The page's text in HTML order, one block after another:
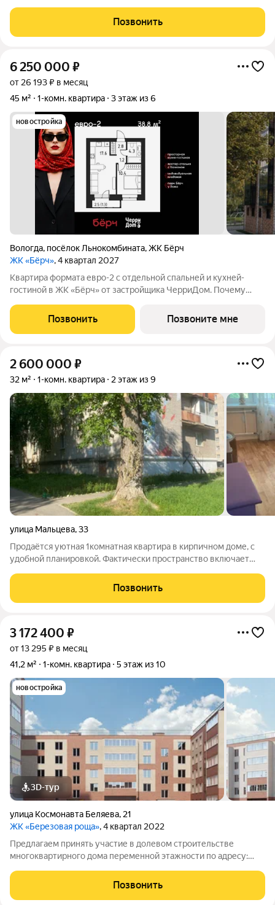
косметический ремонт. Окна пластиковые, потолки натяжные,
заменены межкомнатные двери.
Позвонить
6 250 000 ₽
от 26 193 ₽ в месяц
45 м²
1-комн. квартира 3 этаж из 6
новостройка
Вологда, посёлок Льнокомбината,ЖК Бёрч
ЖК «Бёрч», 4 квартал 2027
Квартира формата евро-2 с отдельной спальней и кухней-
гостиной в ЖК «Бёрч» от застройщика ЧерриДом. Почему
чемоданы, сезонные вещи хранятся отдельно, и в квартире
всегда свободно. Более 30 парковочных
Позвонить Позвоните мне
2 600 000 ₽
32 м² 1-комн. квартира 2 этаж из 9
улица Мальцева,33
Продаётся уютная 1комнатная квартира в кирпичном доме, с
удобной планировкой. Фактически пространство включает
документам они оформлены как две отдельные комнаты).
Внутри квартиры расположен санузел и
Позвонить
3 172 400 ₽
от 13 295 ₽ в месяц
41,2 м²
1-комн. квартира 5 этаж из 10
новостройка
3D-тур
улица Космонавта Беляева, 21
ЖК «Березовая роща», 4 квартал 2022
Предлагаем принять участие в долевом строительстве
многоквартирного дома переменной этажности по адресу:
керамического кирпича со своей крышной газовой котельной,
с установкой индивидуальных
Позвонить